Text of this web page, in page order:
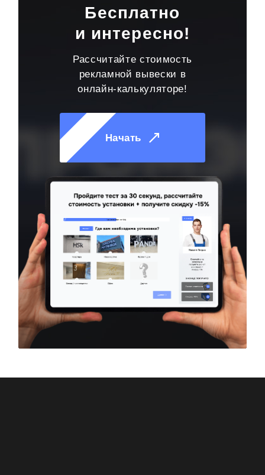
Бесплатно
и интересно!
Рассчитайте стоимость
рекламной вывески в
онлайн-калькуляторе!
Начать